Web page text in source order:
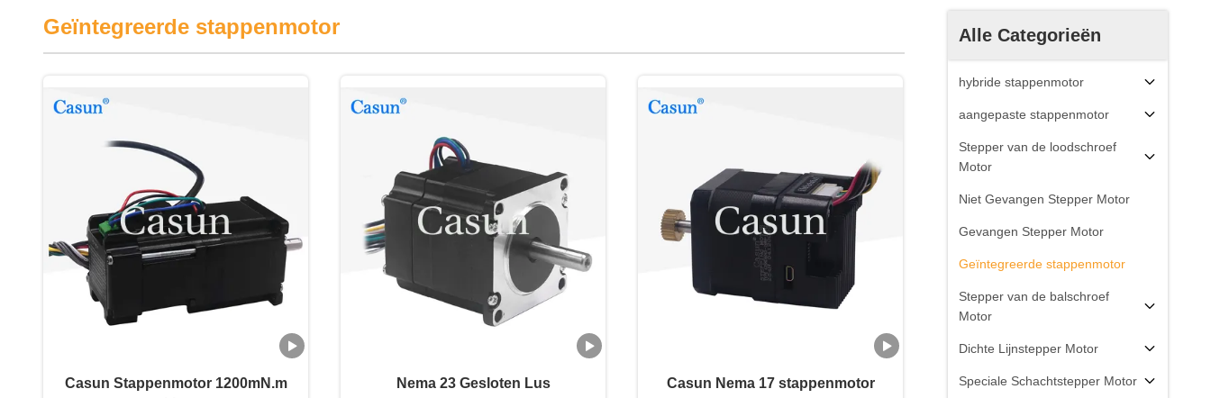
Alle Categorieën
hybride stappenmotor
aangepaste stappenmotor
Stepper van de loodschroef
Motor
Niet Gevangen Stepper Motor
Gevangen Stepper Motor
Geïntegreerde stappenmotor
Stepper van de balschroef
Motor
Dichte Lijnstepper Motor
Speciale Schachtstepper Motor
Geïntegreerde stappenmotor
Casun Stappenmotor 1200mN.m
Nema 23 Gesloten Lus
Casun Nema 17 stappenmotor